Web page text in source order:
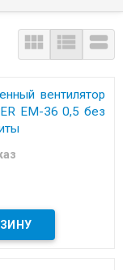
  
вeнтилятop
EM-36 0,5 бeз